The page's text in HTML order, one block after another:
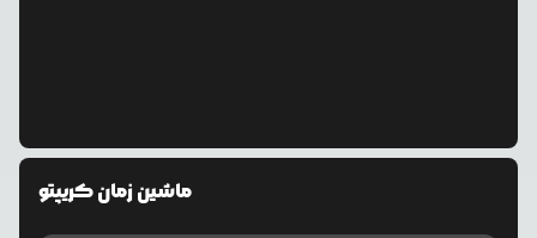
ماشین زمان کریپتو